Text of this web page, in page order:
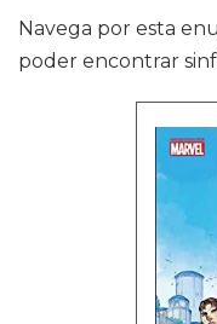
Navega por esta
poder encontrar